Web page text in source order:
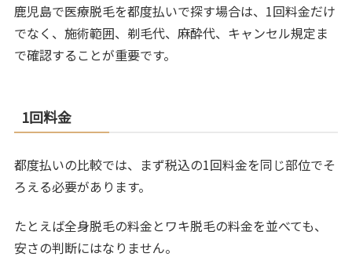
鹿児島で医療脱毛を都度払いで探す場合は、1回料金だけ
でなく、施術範囲、剃毛代、麻酔代、キャンセル規定ま
で確認することが重要です。
1回料金
都度払いの比較では、まず税込の1回料金を同じ部位でそ
ろえる必要があります。
たとえば全身脱毛の料金とワキ脱毛の料金を並べても、
安さの判断にはなりません。